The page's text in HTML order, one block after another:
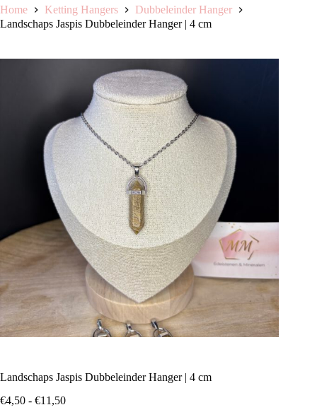
Home Ketting Hangers
Dubbeleinder Hanger
Landschaps Jaspis Dubbeleinder Hanger | 4 cm
Landschaps Jaspis Dubbeleinder Hanger | 4 cm
€4,50 - €11,50Prijsklasse: